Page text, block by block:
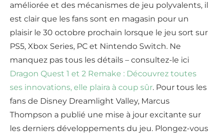
améliorée et des mécanismes de jeu polyvalents, il
est clair que les fans sont en magasin pour un
plaisir le 30 octobre prochain lorsque le jeu sort sur
PS5, Xbox Series, PC et Nintendo Switch. Ne
manquez pas tous les détails – consultez-le ici
Dragon Quest 1 et 2 Remake : Découvrez toutes
ses innovations, elle plaira à coup sûr. Pour tous les
fans de Disney Dreamlight Valley, Marcus
Thompson a publié une mise à jour excitante sur
les derniers développements du jeu. Plongez-vous